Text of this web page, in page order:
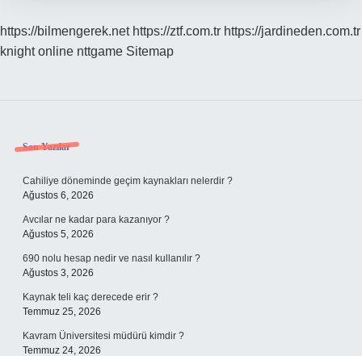
https://bilmengerek.net https://ztf.com.tr https://jardineden.com.tr
knight online nttgame Sitemap
Sidebar
Son Yazılar
Cahiliye döneminde geçim kaynakları nelerdir ?
Ağustos 6, 2026
Avcılar ne kadar para kazanıyor ?
Ağustos 5, 2026
690 nolu hesap nedir ve nasıl kullanılır ?
Ağustos 3, 2026
Kaynak teli kaç derecede erir ?
Temmuz 25, 2026
Kavram Üniversitesi müdürü kimdir ?
Temmuz 24, 2026